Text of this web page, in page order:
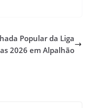
Popular da Liga
2026 em Alpalhão